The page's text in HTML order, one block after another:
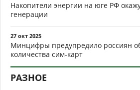
Накопители энергии на юге РФ
генерации
27 окт 2025
Минцифры предупредило россиян
количества сим-карт
РАЗНОЕ